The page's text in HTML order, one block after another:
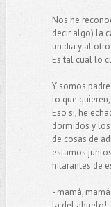
Nos he
decir algo) la
un dia y al
Es tal cual lo
Y somos
lo que
Eso si, he
dormidos y
de cosas de
estamos
hilarantes de
- mamá,